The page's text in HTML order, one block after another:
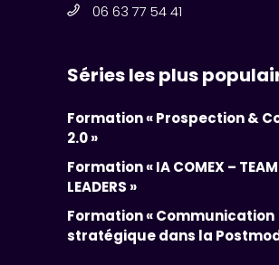
06 63 77 54 41
Séries les plus
Formation « Prospection &
2.0 »
Formation « IA COMEX – TEAM
LEADERS »
Formation « Communication
stratégique dans la